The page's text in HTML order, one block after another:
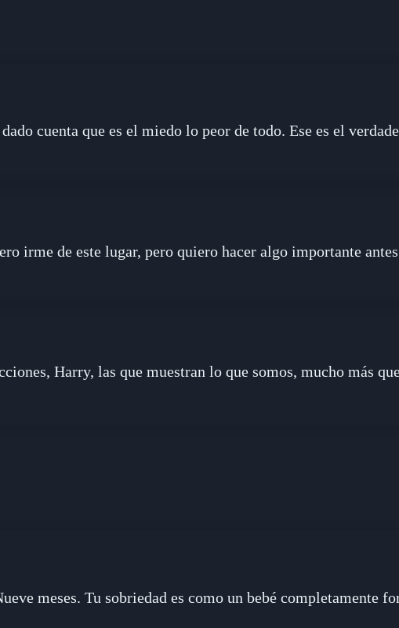
cuenta que es el miedo lo peor de todo. Ese es el
irme de este lugar, pero quiero hacer algo importante
Harry, las que muestran lo que somos, mucho más
meses. Tu sobriedad es como un bebé completamente